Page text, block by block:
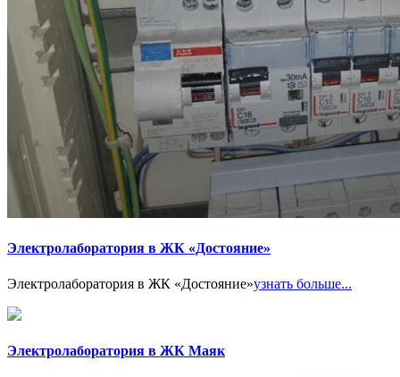
Электролаборатория в ЖК «Достояние»
Электролаборатория в ЖК «Достояние»узнать больше...
Электролаборатория в ЖК Маяк